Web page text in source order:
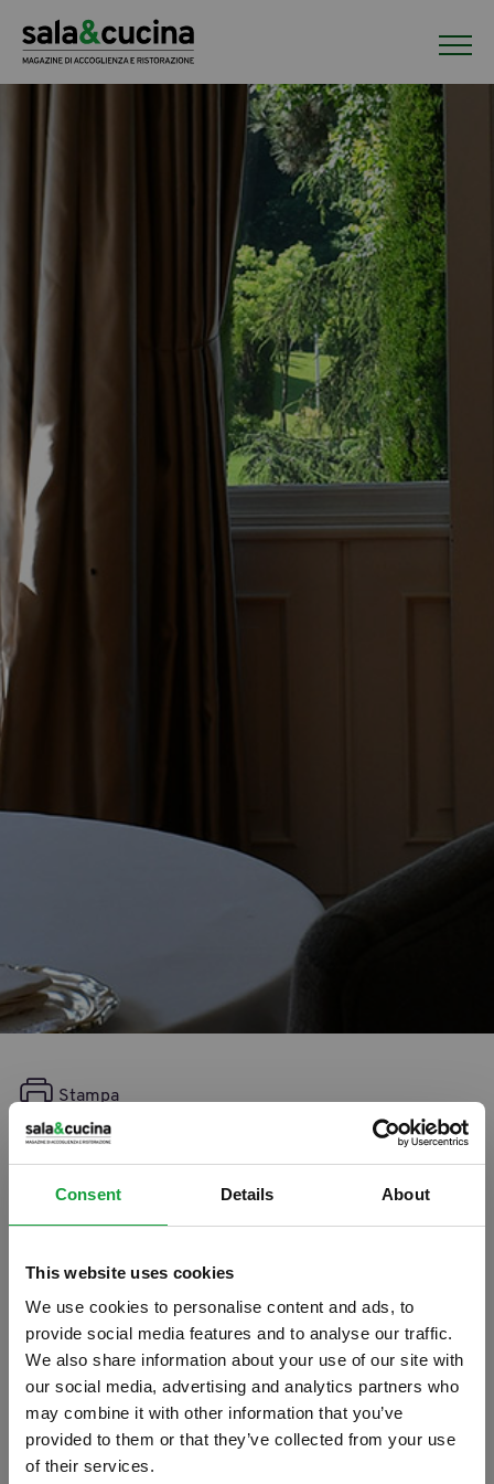
Consent Details About
This website uses cookies
We use cookies to personalise content and ads, to
provide social media features and to analyse our traffic.
We also share information about your use of our site with
our social media, advertising and analytics partners who
may combine it with other information that you’ve
provided to them or that they’ve collected from your use
of their services.
Consenso europeo per il
Consorzio a tutela del tonno
rosso
Stampa
13/12/2011